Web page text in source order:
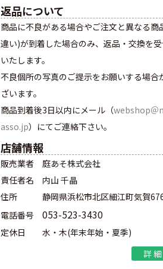
返品について
商品に不良がある場合やご注文と異なる商
違い)が到着した場合のみ、返品・交換を
いたします。
不良個所の写真のご提示をお願いする場合
ざいます。
商品到着後3日以内にメール（webshop＠
asso.jp）にてご連絡下さい。
店舗情報
販売業者
庭あそ株式会社
責任者名
内山 千晶
住所
静岡県浜松市北区細江町気賀
電話番号
053-523-3430
定休日
水・木(年末年始・夏季)
詳細